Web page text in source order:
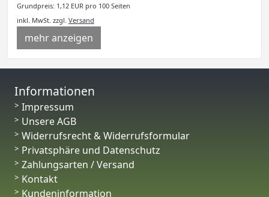
Grundpreis: 1,12 EUR pro 100 Seiten
inkl. MwSt. zzgl. Versand
mehr anzeigen
Informationen
Impressum
Unsere AGB
Widerrufsrecht & Widerrufsformular
Privatsphäre und Datenschutz
Zahlungsarten / Versand
Kontakt
Kundeninformation